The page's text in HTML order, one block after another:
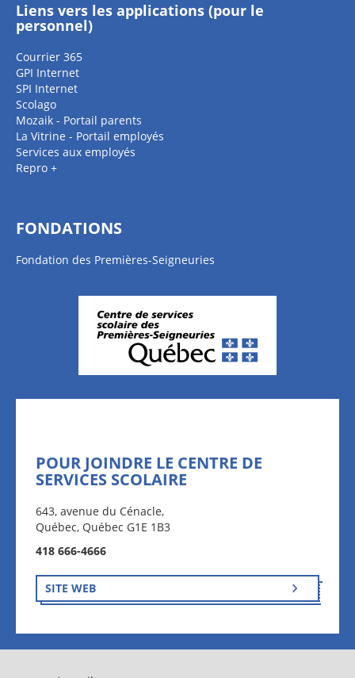
Liens vers les applications (pour le
personnel)
Courrier 365
GPI Internet
SPI Internet
Scolago
Mozaik - Portail parents
La Vitrine - Portail employés
Services aux employés
Repro +
FONDATIONS
Fondation des Premières-Seigneuries
POUR JOINDRE LE CENTRE DE
SERVICES SCOLAIRE
643, avenue du Cénacle,
Québec, Québec G1E 1B3
418 666-4666
SITE WEB